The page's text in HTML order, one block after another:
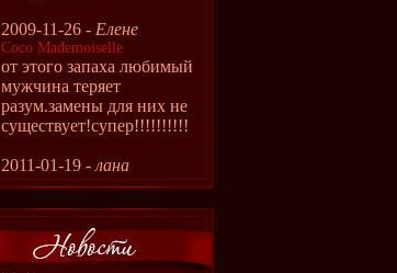
2009-11-26 - Елене
Coco Mademoiselle
от этого запаха любимый
мужчина теряет
разум.замены для них не
существует!супер!!!!!!!!!!
2011-01-19 - лана